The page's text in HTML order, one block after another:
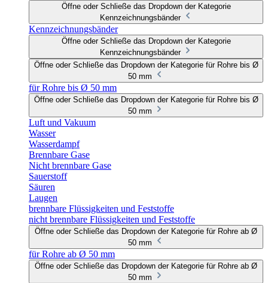
Öffne oder Schließe das Dropdown der Kategorie
Kennzeichnungsbänder
Kennzeichnungsbänder
Öffne oder Schließe das Dropdown der Kategorie
Kennzeichnungsbänder
Öffne oder Schließe das Dropdown der Kategorie für Rohre bis Ø
50 mm
für Rohre bis Ø 50 mm
Öffne oder Schließe das Dropdown der Kategorie für Rohre bis Ø
50 mm
Luft und Vakuum
Wasser
Wasserdampf
Brennbare Gase
Nicht brennbare Gase
Sauerstoff
Säuren
Laugen
brennbare Flüssigkeiten und Feststoffe
nicht brennbare Flüssigkeiten und Feststoffe
Öffne oder Schließe das Dropdown der Kategorie für Rohre ab Ø
50 mm
für Rohre ab Ø 50 mm
Öffne oder Schließe das Dropdown der Kategorie für Rohre ab Ø
50 mm